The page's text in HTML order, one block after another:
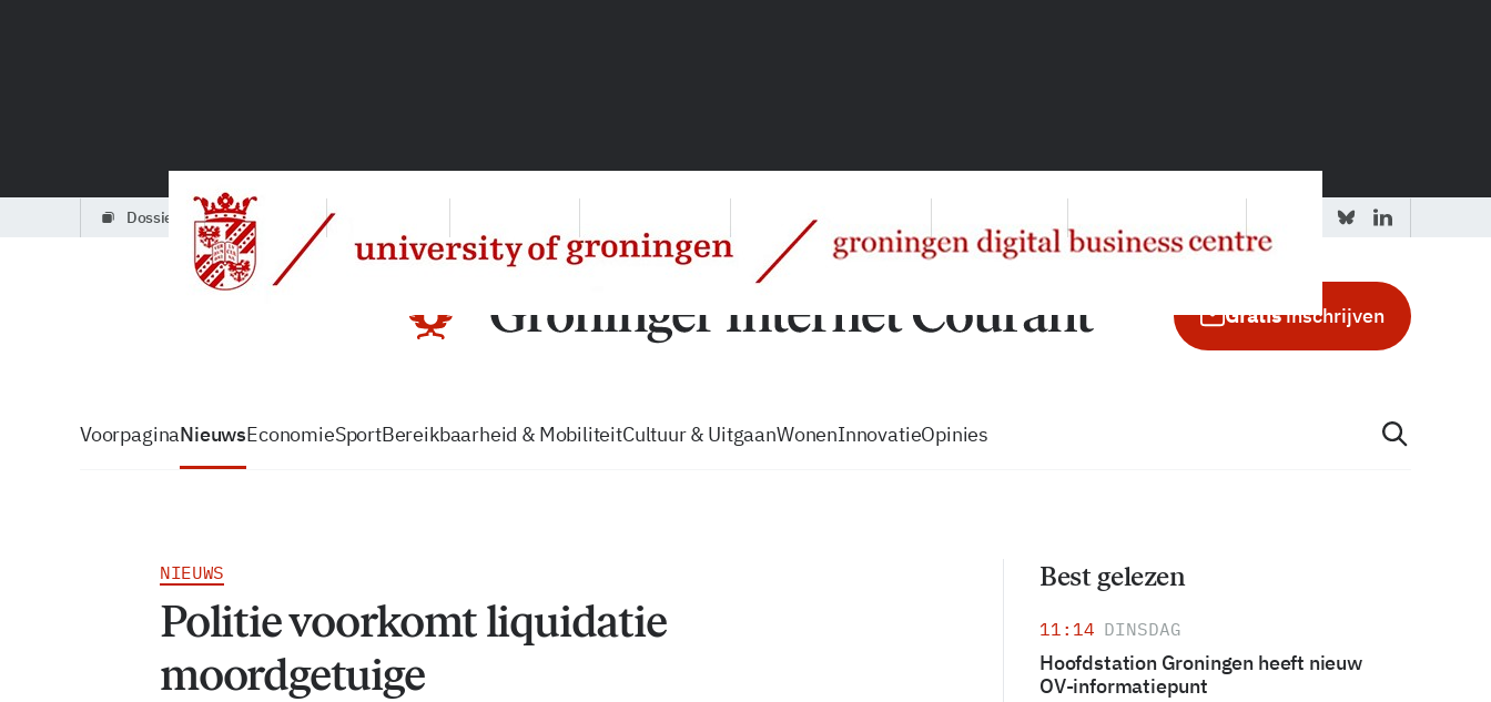
dossiers
Gratisinschrijven
VoorpaginaNieuwsEconomieSportBereikbaarheid & MobiliteitCultuur & UitgaanWonenInnovatieOpinies
NIEUWS
Politie voorkomt liquidatie
moordgetuige
Best gelezen
11:14 DINSDAG
Hoofdstation Groningen heeft nieuw
OV-informatiepunt